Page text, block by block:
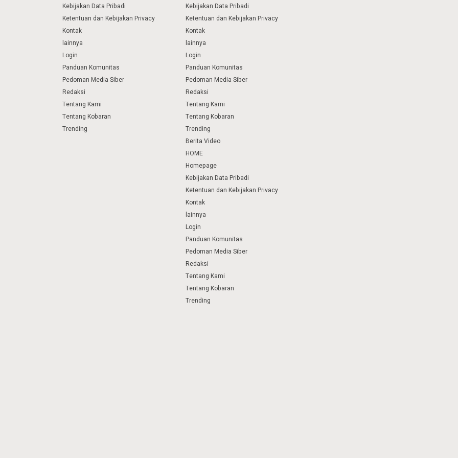
Kebijakan Data Pribadi
Ketentuan dan Kebijakan Privacy
Kontak
lainnya
Login
Panduan Komunitas
Pedoman Media Siber
Redaksi
Tentang Kami
Tentang Kobaran
Trending
Kebijakan Data Pribadi
Ketentuan dan Kebijakan Privacy
Kontak
lainnya
Login
Panduan Komunitas
Pedoman Media Siber
Redaksi
Tentang Kami
Tentang Kobaran
Trending
Berita Video
HOME
Homepage
Kebijakan Data Pribadi
Ketentuan dan Kebijakan Privacy
Kontak
lainnya
Login
Panduan Komunitas
Pedoman Media Siber
Redaksi
Tentang Kami
Tentang Kobaran
Trending